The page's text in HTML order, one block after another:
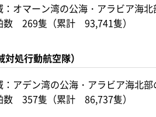
：オマーン湾の公海・アラビア海
数 269隻（累計 93,741隻）
処行動航空隊）
：アデン湾の公海・アラビア海北
数 357隻（累計 86,737隻）